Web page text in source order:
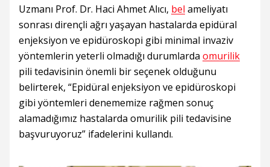
Uzmanı Prof. Dr. Haci Ahmet Alıcı, bel ameliyatı
sonrası dirençli ağrı yaşayan hastalarda epidüral
enjeksiyon ve epidüroskopi gibi minimal invaziv
yöntemlerin yeterli olmadığı durumlarda omurilik
pili tedavisinin önemli bir seçenek olduğunu
belirterek, “Epidüral enjeksiyon ve epidüroskopi
gibi yöntemleri denememize rağmen sonuç
alamadığımız hastalarda omurilik pili tedavisine
başvuruyoruz” ifadelerini kullandı.